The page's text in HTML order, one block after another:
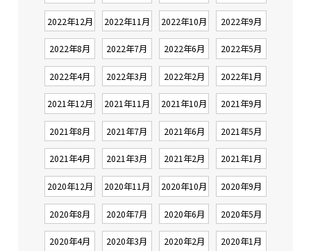
2022年12月 2022年11月 2022年10月 2022年9月
2022年8月 2022年7月 2022年6月 2022年5月
2022年4月 2022年3月 2022年2月 2022年1月
2021年12月 2021年11月 2021年10月 2021年9月
2021年8月 2021年7月 2021年6月 2021年5月
2021年4月 2021年3月 2021年2月 2021年1月
2020年12月 2020年11月 2020年10月 2020年9月
2020年8月 2020年7月 2020年6月 2020年5月
2020年4月 2020年3月 2020年2月 2020年1月